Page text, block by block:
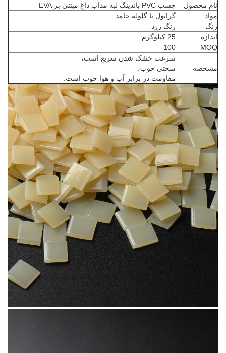
نام محصول
چسب PVC باندینگ لبه مذاب داغ مبتنی بر EVA
مواد
گرانول یا گلوله جامد
رنگ
رنگ زرد
اندازه
25 کیلوگرم
MOQ
100
مشخصه
سرعت خشک شدن سریع است،
سختی خوب،
مقاومت در برابر آب و هوا خوب است.